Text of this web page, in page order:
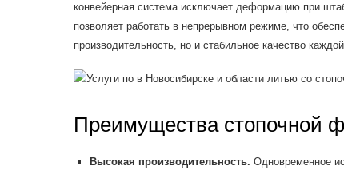
конвейерная система исключает деформацию при
позволяет работать в непрерывном режиме, что
производительность, но и стабильное качество
Преимущества стопочной
Высокая производительность. Одновременное